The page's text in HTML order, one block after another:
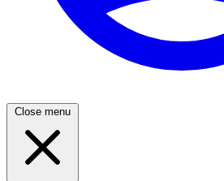
Close menu